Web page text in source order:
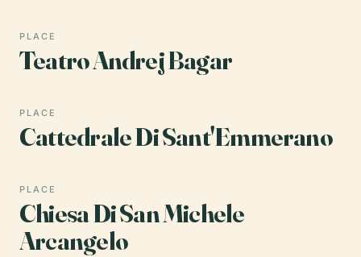
PLACE
Teatro Andrej Bagar
PLACE
Cattedrale Di Sant'Emmerano
PLACE
Chiesa Di San Michele
Arcangelo